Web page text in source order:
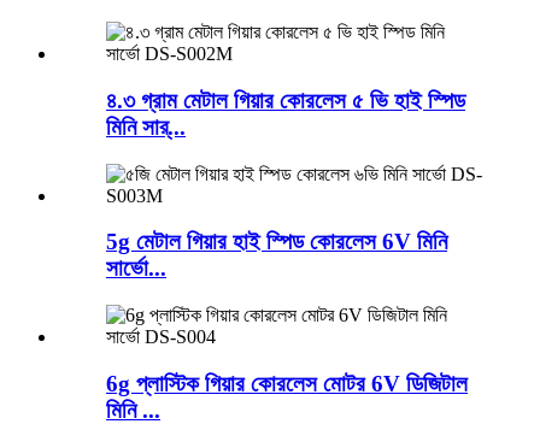
৪.৩ গ্রাম মেটাল গিয়ার কোরলেস ৫ ভি হাই স্পিড
মিনি সার্...
5g মেটাল গিয়ার হাই স্পিড কোরলেস 6V মিনি
সার্ভো...
6g প্লাস্টিক গিয়ার কোরলেস মোটর 6V ডিজিটাল
মিনি ...